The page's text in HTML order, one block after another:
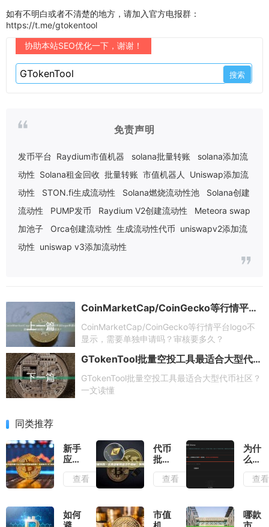
如有不明白或者不清楚的地方，请加入官方电报群：
https://t.me/gtokentool
协助本站SEO优化一下，谢谢！
免责声明
发币平台 Raydium市值机器 solana批量转账
solana添加流
动性 Solana租金回收 批量转账 市值机器人
Uniswap添加流
动性
STON.fi生成流动性 Solana燃烧流动性池
Solana创建
流动性
PUMP发币 Raydium V2创建流动性
Meteora swap
加池子
Orca创建流动性 生成流动性代币 uniswapv2添加流
动性 uniswap v3添加流动性
上一篇
CoinMarketCap/CoinGecko等行情平台logo不显示，需要单独申请吗？审核要多久？
CoinMarketCap/CoinGecko等行情平台logo不
显示，需要单独申请吗？审核要多久？
下一篇
GTokenTool批量空投工具最适合大型代币社区？一文读懂
GTokenTool批量空投工具最适合大型代币社区？
一文读懂
同类推荐
新手
应该
用什
么工
批量
转
查看
代币
批量
转账
一次
多少
个地
查看
为什
么大
家都
选择
回收
工
查看
如何
市值
哪款